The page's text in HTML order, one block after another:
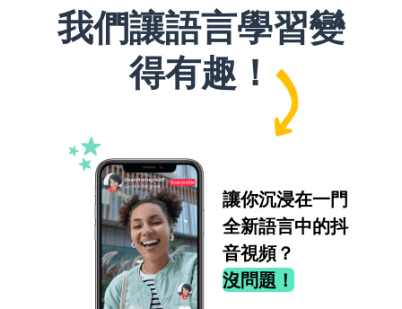
我們讓語言學習變
得有趣！
讓你沉浸在一門
全新語言中的抖
音視頻？
沒問題！